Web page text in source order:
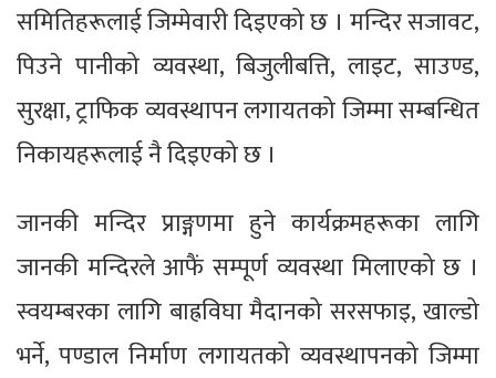
समितिहरूलाई जिम्मेवारी दिइएको छ । मन्दिर सजावट,
पिउने पानीको व्यवस्था, बिजुलीबत्ति, लाइट, साउण्ड,
सुरक्षा, ट्राफिक व्यवस्थापन लगायतको जिम्मा सम्बन्धित
निकायहरूलाई नै दिइएको छ ।
जानकी मन्दिर प्राङ्गणमा हुने कार्यक्रमहरूका लागि
जानकी मन्दिरले आफैं सम्पूर्ण व्यवस्था मिलाएको छ ।
स्वयम्बरका लागि बाह्रविघा मैदानको सरसफाइ, खाल्डो
भर्ने, पण्डाल निर्माण लगायतको व्यवस्थापनको जिम्मा